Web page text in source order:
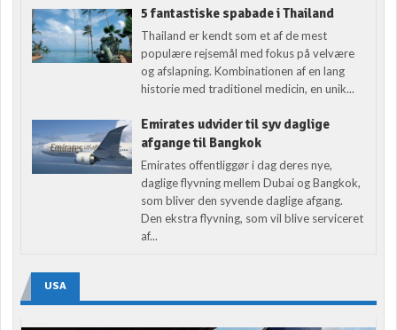
5 fantastiske spabade i Thailand
Thailand er kendt som et af de mest
populære rejsemål med fokus på velvære
og afslapning. Kombinationen af en lang
historie med traditionel medicin, en unik...
Emirates udvider til syv daglige
afgange til Bangkok
Emirates offentliggør i dag deres nye,
daglige flyvning mellem Dubai og Bangkok,
som bliver den syvende daglige afgang.
Den ekstra flyvning, som vil blive serviceret
af...
USA